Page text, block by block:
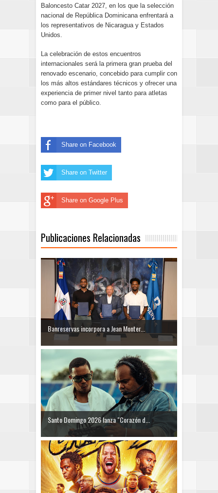
Baloncesto Catar 2027, en los que la selección
nacional de República Dominicana enfrentará a
los representativos de Nicaragua y Estados
Unidos.
La celebración de estos encuentros
internacionales será la primera gran prueba del
renovado escenario, concebido para cumplir con
los más altos estándares técnicos y ofrecer una
experiencia de primer nivel tanto para atletas
como para el público.
Share on Facebook
Share on Twitter
Share on Google Plus
Publicaciones Relacionadas
Banreservas incorpora a Jean Monter...
Santo Domingo 2026 lanza "Corazón d...